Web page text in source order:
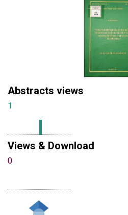
Abstracts views
1
Views & Download
0